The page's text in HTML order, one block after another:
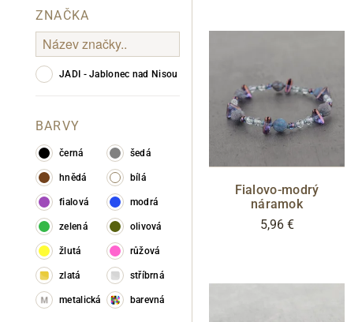
ZNAČKA
JADI - Jablonec nad Nisou
BARVY
černá šedá
hnědá bílá
fialová modrá
zelená olivová
žlutá růžová
zlatá stříbrná
metalická barevná
Fialovo-modrý
náramok
5,96 €